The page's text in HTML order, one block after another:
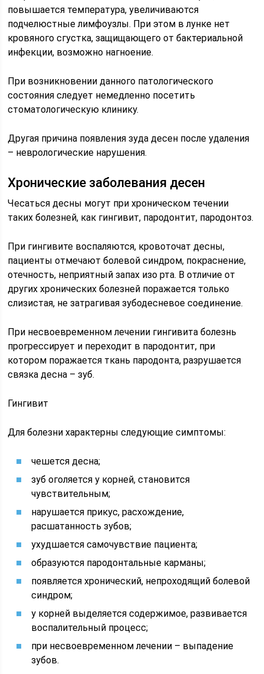
повышается температура, увеличиваются
подчелюстные лимфоузлы. При этом в лунке нет
кровяного сгустка, защищающего от бактериальной
инфекции, возможно нагноение.
При возникновении данного патологического
состояния следует немедленно посетить
стоматологическую клинику.
Другая причина появления зуда десен после удаления
– неврологические нарушения.
Хронические заболевания десен
Чесаться десны могут при хроническом течении
таких болезней, как гингивит, пародонтит, пародонтоз.
При гингивите воспаляются, кровоточат десны,
пациенты отмечают болевой синдром, покраснение,
отечность, неприятный запах изо рта. В отличие от
других хронических болезней поражается только
слизистая, не затрагивая зубодесневое соединение.
При несвоевременном лечении гингивита болезнь
прогрессирует и переходит в пародонтит, при
котором поражается ткань пародонта, разрушается
связка десна – зуб.
Гингивит
Для болезни характерны следующие симптомы:
чешется десна;
зуб оголяется у корней, становится
чувствительным;
нарушается прикус, расхождение,
расшатанность зубов;
ухудшается самочувствие пациента;
образуются пародонтальные карманы;
появляется хронический, непроходящий болевой
синдром;
у корней выделяется содержимое, развивается
воспалительный процесс;
при несвоевременном лечении – выпадение
зубов.